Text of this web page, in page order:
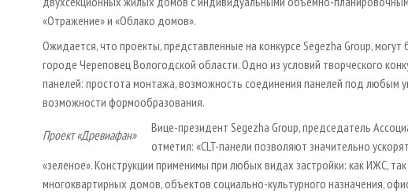
«Отражение» и «Облако домов».
Ожидается, что проекты, представленные на конкурсе Segezha Group,
городе Череповец Вологодской области. Одно из условий творческого
панелей: простота монтажа, возможность соединения панелей под любым
возможности формообразования.
Проект «Древиафан»
Вице-президент Segezha Group, председатель
отметил: «CLT-панели позволяют значительно
«зеленое». Конструкции применимы при любых видах застройки: как ИЖС,
многоквартирных домов, объектов социально-культурного назначения,